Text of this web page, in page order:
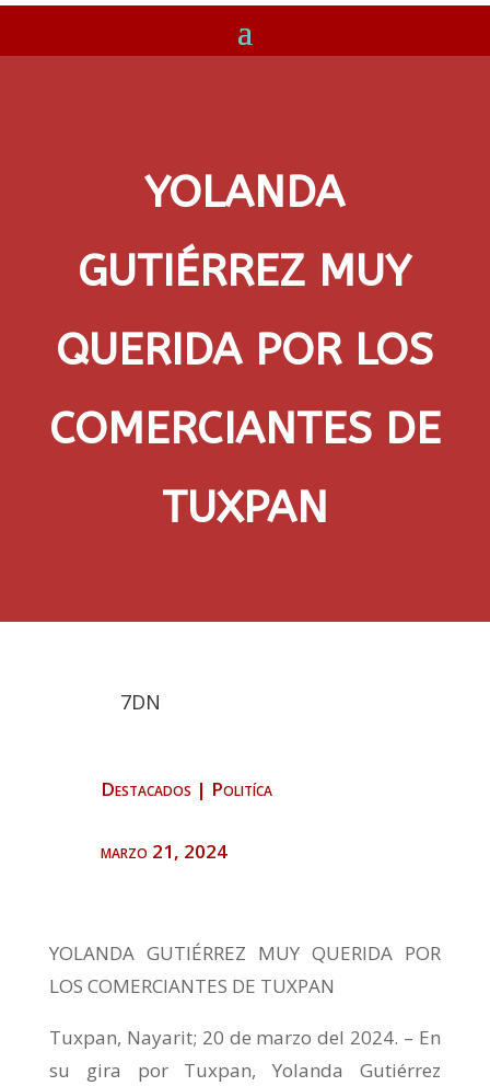
YOLANDA
GUTIÉRREZ MUY
QUERIDA POR LOS
COMERCIANTES DE
TUXPAN
7DN
Destacados | Politíca
marzo 21, 2024
YOLANDA GUTIÉRREZ MUY QUERIDA POR
LOS COMERCIANTES DE TUXPAN
Tuxpan, Nayarit; 20 de marzo del 2024. – En
su gira por Tuxpan, Yolanda Gutiérrez